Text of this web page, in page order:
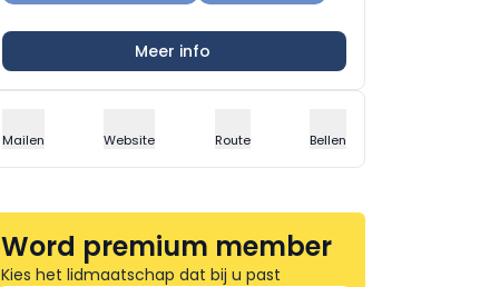
Meer info
Mailen Website Route Bellen
Word premium member
Kies het lidmaatschap dat bij u past